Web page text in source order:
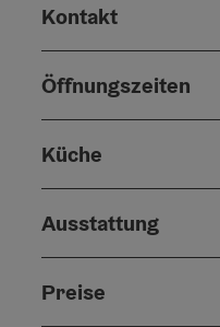
Kontakt
Öffnungszeiten
Küche
Ausstattung
Preise